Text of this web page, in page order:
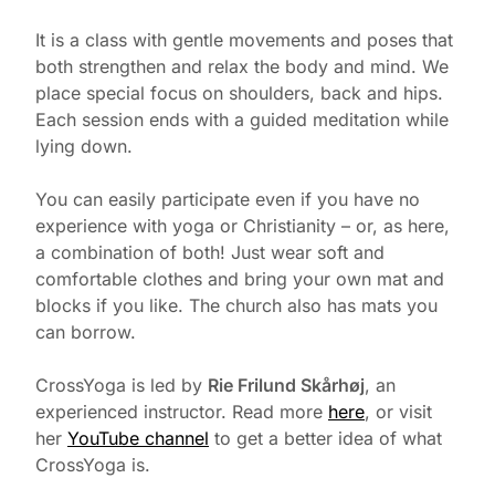
It is a class with gentle movements and poses that
both strengthen and relax the body and mind. We
place special focus on shoulders, back and hips.
Each session ends with a guided meditation while
lying down.
You can easily participate even if you have no
experience with yoga or Christianity – or, as here,
a combination of both! Just wear soft and
comfortable clothes and bring your own mat and
blocks if you like. The church also has mats you
can borrow.
CrossYoga is led by Rie Frilund Skårhøj, an
experienced instructor. Read more here, or visit
her YouTube channel to get a better idea of what
CrossYoga is.